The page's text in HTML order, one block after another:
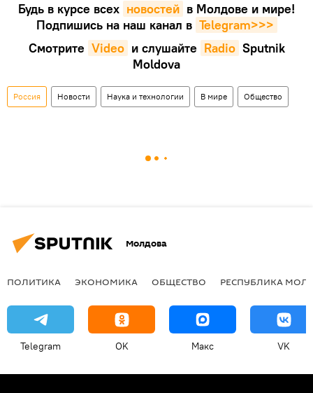
Будь в курсе всех новостей в Молдове и мире!
Подпишись на наш канал в Telegram>>>
Смотрите Video и слушайте Radio Sputnik
Moldova
Россия Новости Наука и технологии В мире Общество
Молдова
ПОЛИТИКА ЭКОНОМИКА ОБЩЕСТВО РЕСПУБЛИКА
Telegram OK Макс VK